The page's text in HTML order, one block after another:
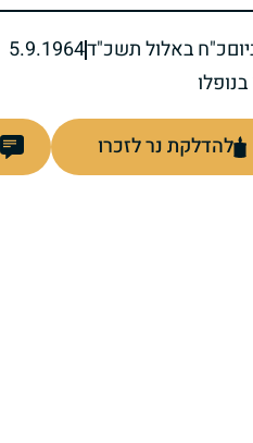
כ"ח באלול תשכ"ד5.9.1964
להדלקת נר לזכרו